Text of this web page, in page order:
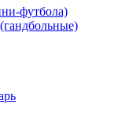
футбола)